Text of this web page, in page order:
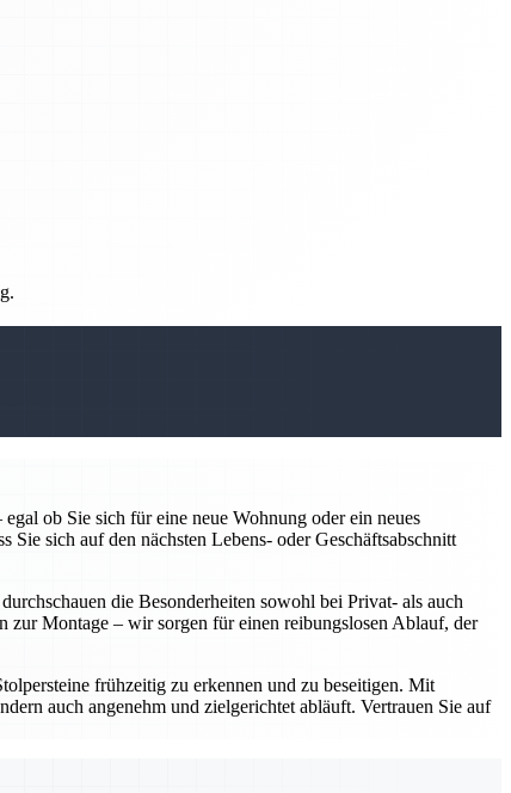
ob Sie sich für eine neue Wohnung oder ein neues
sich auf den nächsten Lebens- oder Geschäftsabschnitt
die Besonderheiten sowohl bei Privat- als auch
zur Montage – wir sorgen für einen reibungslosen Ablauf, der
frühzeitig zu erkennen und zu beseitigen. Mit
auch angenehm und zielgerichtet abläuft. Vertrauen Sie auf